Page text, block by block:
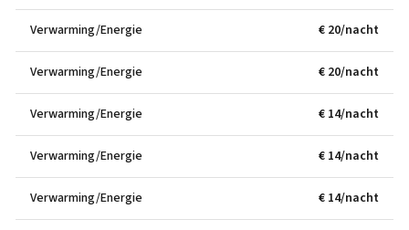
Verwarming/Energie € 20/nacht
Verwarming/Energie € 20/nacht
Verwarming/Energie € 14/nacht
Verwarming/Energie € 14/nacht
Verwarming/Energie € 14/nacht